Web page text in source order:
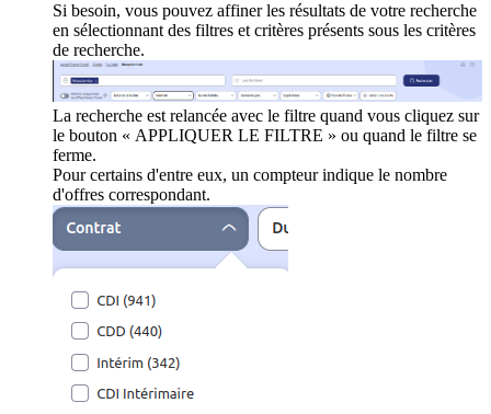
Si besoin, vous pouvez affiner les résultats de votre recherche
en sélectionnant des filtres et critères présents sous les critères
de recherche.
La recherche est relancée avec le filtre quand vous cliquez sur
le bouton « APPLIQUER LE FILTRE » ou quand le filtre se
ferme.
Pour certains d'entre eux, un compteur indique le nombre
d'offres correspondant.